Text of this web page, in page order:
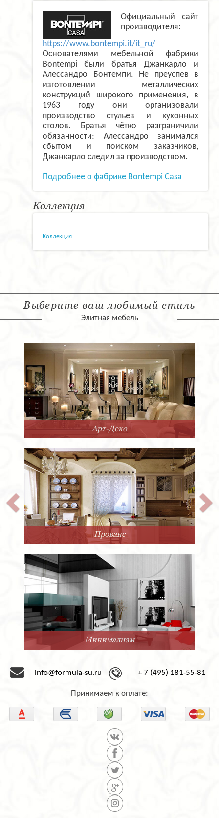
Официальный сайт
производителя:
https://www.bontempi.it/it_ru/
Основателями мебельной фабрики
Bontempi были братья Джанкарло и
Алессандро Бонтемпи. Не преуспев в
изготовлении металлических
конструкций широкого применения, в
1963 году они организовали
производство стульев и кухонных
столов. Братья чётко разграничили
обязанности: Алессандро занимался
сбытом и поиском заказчиков,
Джанкарло следил за производством.
Подробнее о фабрике Bontempi Casa
Коллекция
Коллекция
Выберите ваш любимый стиль
Элитная мебель
Арт-Деко
Прованс
Минимализм
info@formula-su.ru + 7 (495) 181-55-81
Принимаем к оплате: